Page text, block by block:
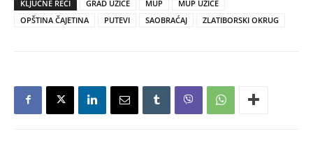
KLJUČNE REČI
GRAD UŽICE MUP
MUP UŽICE
OPŠTINA ČAJETINA
PUTEVI SAOBRAĆAJ ZLATIBORSKI OKRUG